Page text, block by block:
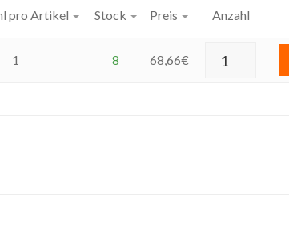
pro Artikel Stock Preis Anzahl
1 8 68,66€